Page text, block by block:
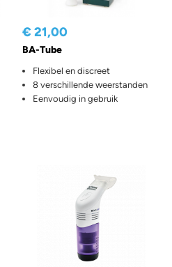
€ 21,00
BA-Tube
Flexibel en discreet
8 verschillende weerstanden
Eenvoudig in gebruik